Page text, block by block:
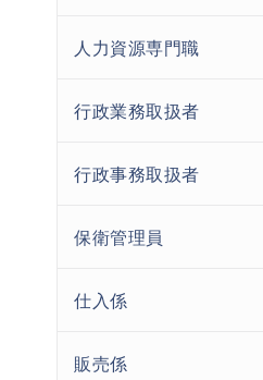
人力資源専門職
行政業務取扱者
行政事務取扱者
保衛管理員
仕入係
販売係